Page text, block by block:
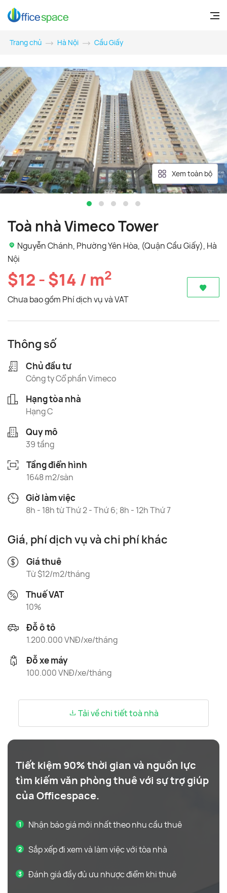
Trang chủ Hà Nội Cầu Giấy
Xem toàn bộ
Toà nhà Vimeco Tower
Nguyễn Chánh, Phường Yên Hòa, (Quận Cầu Giấy), Hà
Nội
$12 - $14 / m2
Chưa bao gồm Phí dịch vụ và VAT
Thông số
Chủ đầu tư
Công ty Cổ phần Vimeco
Hạng tòa nhà
Hạng C
Quy mô
39 tầng
Tầng điển hình
1648 m2/sàn
Giờ làm việc
8h - 18h từ Thứ 2 - Thứ 6; 8h - 12h Thứ 7
Giá, phí dịch vụ và chi phí khác
Giá thuê
Từ $12/m2/tháng
Thuế VAT
10%
Đỗ ô tô
1.200.000 VNĐ/xe/tháng
Đỗ xe máy
100.000 VNĐ/xe/tháng
Tải về chi tiết toà nhà
Tiết kiệm 90% thời gian và nguồn lực
tìm kiếm văn phòng thuê với sự trợ giúp
của Officespace.
Nhận báo giá mới nhất theo nhu cầu thuê
Sắp xếp đi xem và làm việc với tòa nhà
Đánh giá đầy đủ ưu nhược điểm khi thuê